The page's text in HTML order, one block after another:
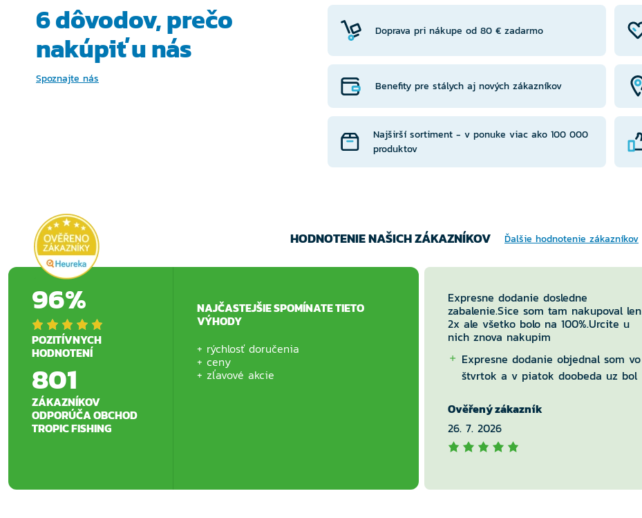
6 dôvodov, prečo
nakúpiť u nás
Spoznajte nás
Doprava pri nákupe od 80 € zadarmo
Benefity pre stálych aj nových zákazníkov
Najširší sortiment - v ponuke viac ako 100 000
produktov
HODNOTENIE NAŠICH ZÁKAZNÍKOV Ďalšie hodnotenie zákazníkov
96%
POZITÍVNYCH
HODNOTENÍ
801
ZÁKAZNÍKOV
ODPORÚČA OBCHOD
TROPIC FISHING
NAJČASTEJŠIE SPOMÍNATE TIETO
VÝHODY
rýchlosť doručenia
ceny
zľavové akcie
Expresne dodanie dosledne
zabalenie.Sice som tam nakupoval len
2x ale všetko bolo na 100%.Urcite u
nich znova nakupim
Expresne dodanie objednal som vo
štvrtok a v piatok doobeda uz bol
Nic
Ověřený zákazník
26. 7. 2026